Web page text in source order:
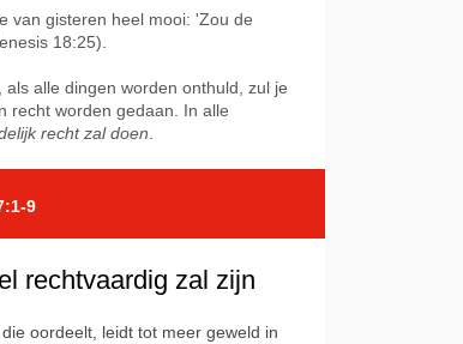
van gisteren heel mooi: 'Zou de
18:25).
alle dingen worden onthuld, zul je
recht worden gedaan. In alle
recht zal doen
9
rechtvaardig zal zijn
oordeelt, leidt tot meer geweld in